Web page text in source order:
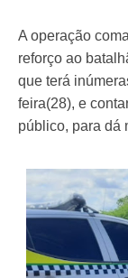
A operação
reforço ao
que terá
feira(28), e
público, para dá